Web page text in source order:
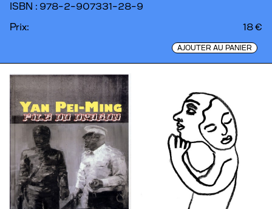
ISBN : 978-2-907331-28-9
Prix:
18 €
AJOUTER AU PANIER